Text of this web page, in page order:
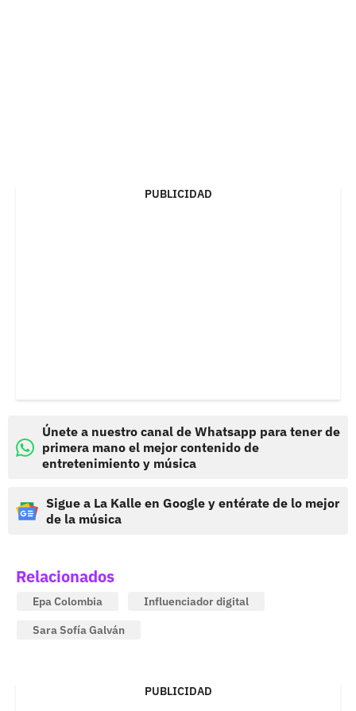
PUBLICIDAD
Únete a nuestro canal de Whatsapp para tener de
primera mano el mejor contenido de
entretenimiento y música
Sigue a La Kalle en Google y entérate de lo mejor
de la música
Relacionados
Epa Colombia
Influenciador digital
Sara Sofía Galván
PUBLICIDAD